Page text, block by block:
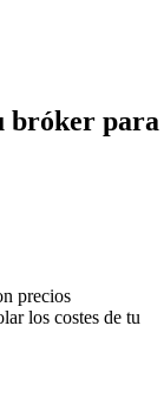
bróker para
precios
los costes de tu